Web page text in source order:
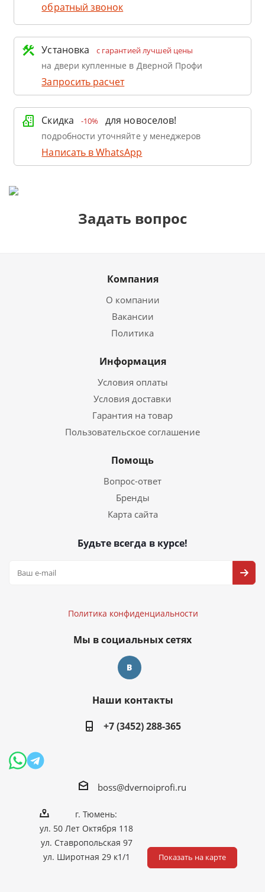
обратный звонок
Установка с гарантией лучшей цены
на двери купленные в Дверной Профи
Запросить расчет
Скидка -10% для новоселов!
подробности уточняйте у менеджеров
Написать в WhatsApp
Задать вопрос
Компания
О компании
Вакансии
Политика
Информация
Условия оплаты
Условия доставки
Гарантия на товар
Пользовательское соглашение
Помощь
Вопрос-ответ
Бренды
Карта сайта
Будьте всегда в курсе!
Политика конфиденциальности
Мы в социальных сетях
Наши контакты
+7 (3452) 288-365
boss@dvernoiprofi.ru
г. Тюмень:
ул. 50 Лет Октября 118
ул. Ставропольская 97
ул. Широтная 29 к1/1
Показать на карте